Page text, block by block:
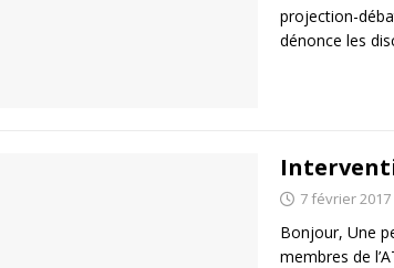
projection-
dénonce les
7 février 2017
Bonjour, Une
membres de